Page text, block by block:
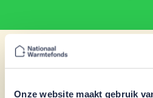
Onze website maakt gebruik